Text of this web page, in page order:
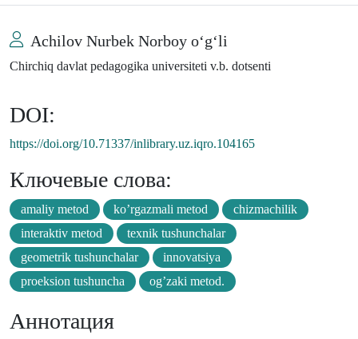
Achilov Nurbek Norboy o‘g‘li
Chirchiq davlat pedagogika universiteti v.b. dotsenti
DOI:
https://doi.org/10.71337/inlibrary.uz.iqro.104165
Ключевые слова:
amaliy mеtоd ko’rgazmali mеtоd
chizmachilik
intеraktiv mеtоd
tехnik tushunchalar
gеоmеtrik tushunchalar
innоvatsiya
prоеksiоn tushuncha
оg’zaki mеtоd.
Аннотация